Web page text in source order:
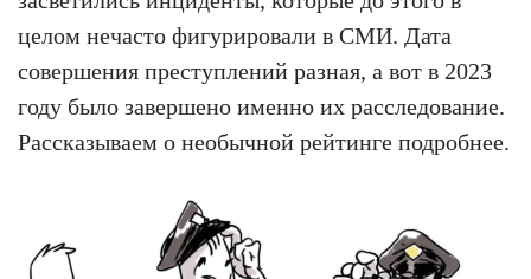
целом нечасто фигурировали в СМИ. Дата
совершения преступлений разная, а вот в 2023
году было завершено именно их расследование.
Рассказываем о необычной рейтинге подробнее.